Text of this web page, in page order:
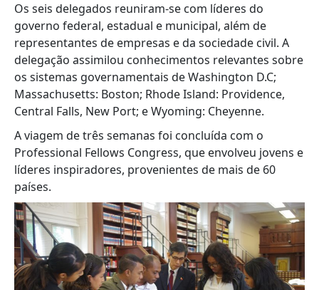
Os seis delegados reuniram-se com líderes do
governo federal, estadual e municipal, além de
representantes de empresas e da sociedade civil. A
delegação assimilou conhecimentos relevantes sobre
os sistemas governamentais de Washington D.C;
Massachusetts: Boston; Rhode Island: Providence,
Central Falls, New Port; e Wyoming: Cheyenne.
A viagem de três semanas foi concluída com o
Professional Fellows Congress, que envolveu jovens e
líderes inspiradores, provenientes de mais de 60
países.